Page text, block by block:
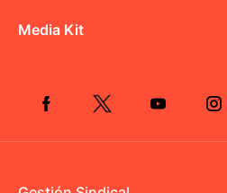
Media Kit